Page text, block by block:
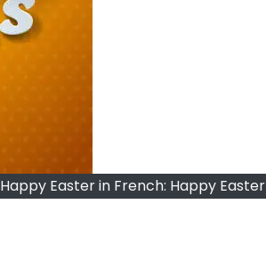
Happy Easter in French: Happy Easter